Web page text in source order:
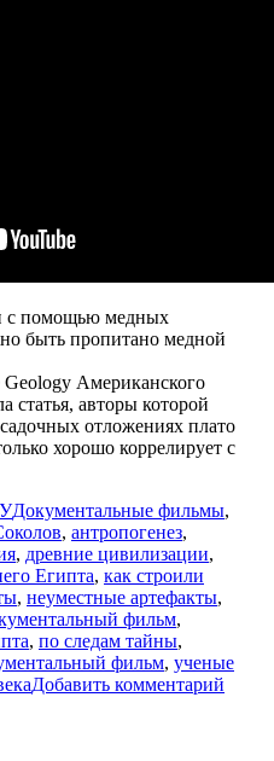
с помощью медных
быть пропитано медной
Американского
статья, авторы которой
отложениях плато
хорошо коррелирует с
Рубрики
Документальные фильмы,
, антропогенез,
, древние цивилизации,
Египта, как строили
, неуместные артефакты,
фильм,
, по следам тайны,
фильм, ученые
Добавить комментарий